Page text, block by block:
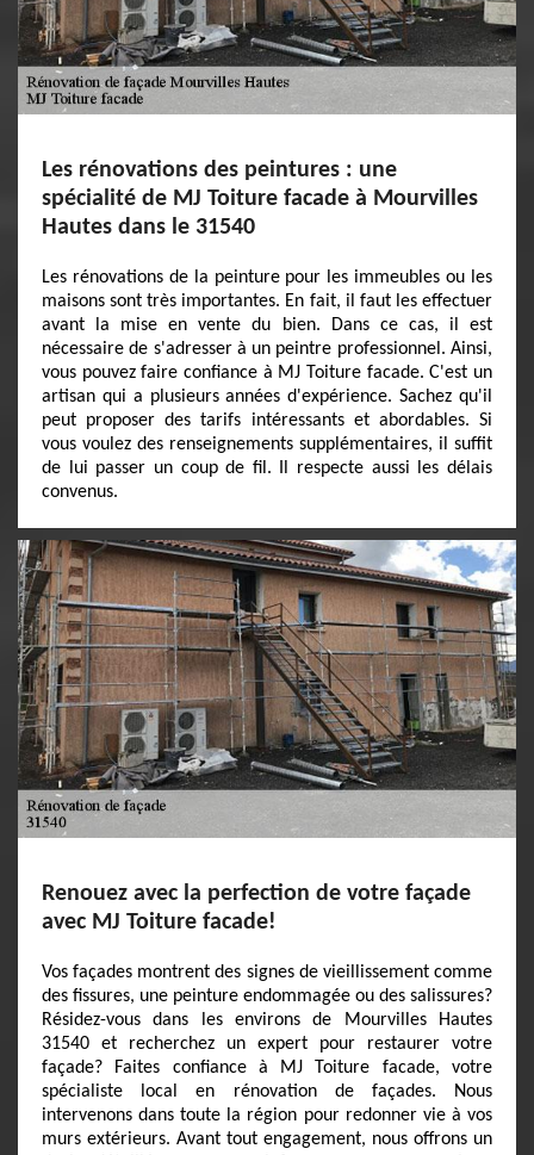
Les rénovations des peintures : une
spécialité de MJ Toiture facade à Mourvilles
Hautes dans le 31540
Les rénovations de la peinture pour les immeubles ou les
maisons sont très importantes. En fait, il faut les effectuer
avant la mise en vente du bien. Dans ce cas, il est
nécessaire de s'adresser à un peintre professionnel. Ainsi,
vous pouvez faire confiance à MJ Toiture facade. C'est un
artisan qui a plusieurs années d'expérience. Sachez qu'il
peut proposer des tarifs intéressants et abordables. Si
vous voulez des renseignements supplémentaires, il suffit
de lui passer un coup de fil. Il respecte aussi les délais
convenus.
Renouez avec la perfection de votre façade
avec MJ Toiture facade!
Vos façades montrent des signes de vieillissement comme
des fissures, une peinture endommagée ou des salissures?
Résidez-vous dans les environs de Mourvilles Hautes
31540 et recherchez un expert pour restaurer votre
façade? Faites confiance à MJ Toiture facade, votre
spécialiste local en rénovation de façades. Nous
intervenons dans toute la région pour redonner vie à vos
murs extérieurs. Avant tout engagement, nous offrons un